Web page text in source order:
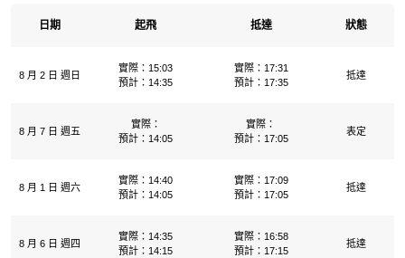
日期 起飛 抵達 狀態
8 月 2 日 週日
實際：15:03
預計：14:35
實際：17:31
預計：17:35
抵達
8 月 7 日 週五
實際：
預計：14:05
實際：
預計：17:05
表定
8 月 1 日 週六
實際：14:40
預計：14:05
實際：17:09
預計：17:05
抵達
8 月 6 日 週四
實際：14:35
預計：14:15
實際：16:58
預計：17:15
抵達